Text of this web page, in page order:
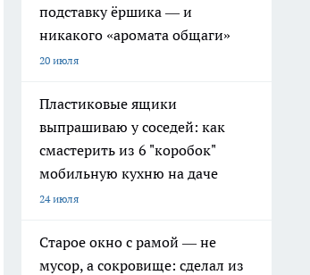
подставку ёршика — и
никакого «аромата общаги»
20 июля
Пластиковые ящики
выпрашиваю у соседей: как
смастерить из 6 "коробок"
мобильную кухню на даче
24 июля
Старое окно с рамой — не
мусор, а сокровище: сделал из